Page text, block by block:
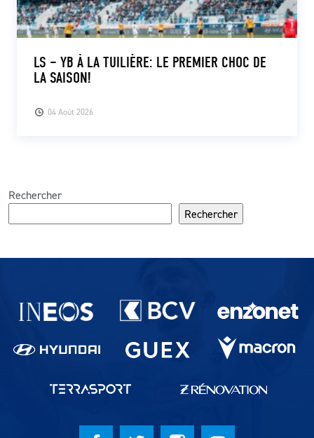
04 Août 2026
LS – YB À LA TUILIÈRE: LE PREMIER CHOC DE
LA SAISON!
Rechercher
Rechercher
Partenaires du lausanne-Sport